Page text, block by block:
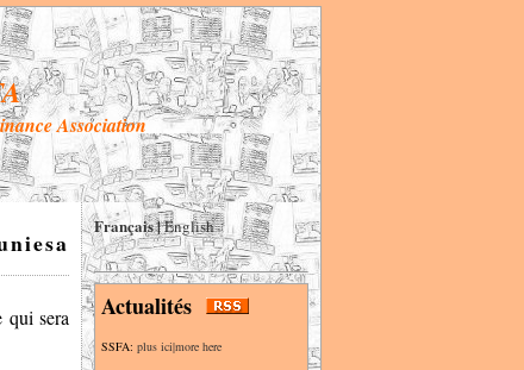
Association
qui sera
Français|English
Actualités
SSFA: plus ici|more here